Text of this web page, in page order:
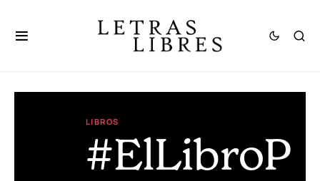
LIBROS
#ElLibroP